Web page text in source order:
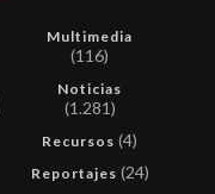
Multimedia
(116)
Noticias
(1.281)
Recursos (4)
Reportajes (24)